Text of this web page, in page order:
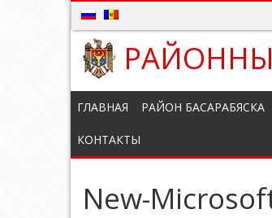
ГЛАВНАЯ РАЙОН БАСАРАБЯСКА
КОНТАКТЫ
New-